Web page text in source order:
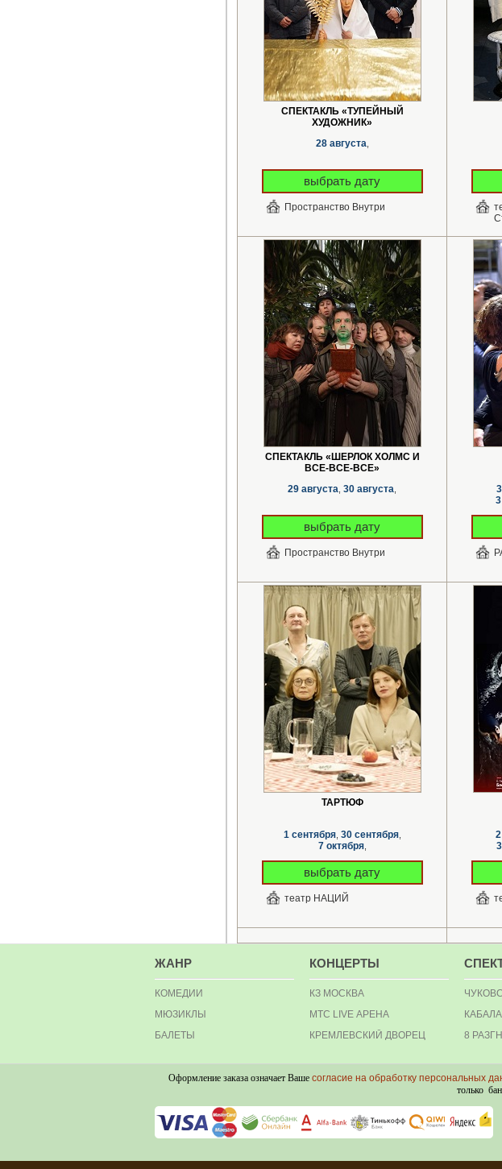
СПЕКТАКЛЬ «ТУПЕЙНЫЙ
ХУДОЖНИК»
28 августа
выбрать дату
Пространство Внутри
СПЕКТАКЛЬ «ШЕРЛОК ХОЛМС И
ВСЕ-ВСЕ-ВСЕ»
29 августа 30 августа
выбрать дату
Пространство Внутри
ТАРТЮФ
1 сентября, 30 сентября,
7 октября,
выбрать дату
театр НАЦИЙ
ЖАНР
КОМЕДИИ
МЮЗИКЛЫ
БАЛЕТЫ
КОНЦЕРТЫ
КЗ МОСКВА
МТС LIVE АРЕНА
КРЕМЛЕВСКИЙ ДВОРЕЦ
8
Оформление заказа означает Ваше согласие на обработку персональных
только